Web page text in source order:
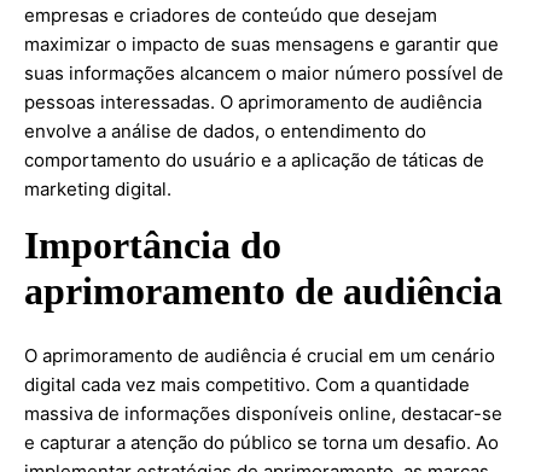
empresas e criadores de conteúdo que desejam
maximizar o impacto de suas mensagens e garantir que
suas informações alcancem o maior número possível de
pessoas interessadas. O aprimoramento de audiência
envolve a análise de dados, o entendimento do
comportamento do usuário e a aplicação de táticas de
marketing digital.
Importância do
aprimoramento de audiência
O aprimoramento de audiência é crucial em um cenário
digital cada vez mais competitivo. Com a quantidade
massiva de informações disponíveis online, destacar-se
e capturar a atenção do público se torna um desafio. Ao